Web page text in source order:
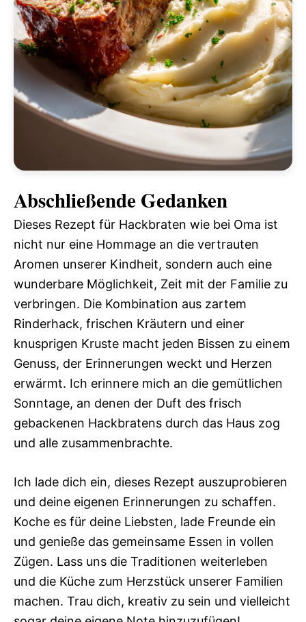
Abschließende Gedanken
Dieses Rezept für Hackbraten wie bei Oma ist
nicht nur eine Hommage an die vertrauten
Aromen unserer Kindheit, sondern auch eine
wunderbare Möglichkeit, Zeit mit der Familie zu
verbringen. Die Kombination aus zartem
Rinderhack, frischen Kräutern und einer
knusprigen Kruste macht jeden Bissen zu einem
Genuss, der Erinnerungen weckt und Herzen
erwärmt. Ich erinnere mich an die gemütlichen
Sonntage, an denen der Duft des frisch
gebackenen Hackbratens durch das Haus zog
und alle zusammenbrachte.
Ich lade dich ein, dieses Rezept auszuprobieren
und deine eigenen Erinnerungen zu schaffen.
Koche es für deine Liebsten, lade Freunde ein
und genieße das gemeinsame Essen in vollen
Zügen. Lass uns die Traditionen weiterleben
und die Küche zum Herzstück unserer Familien
machen. Trau dich, kreativ zu sein und vielleicht